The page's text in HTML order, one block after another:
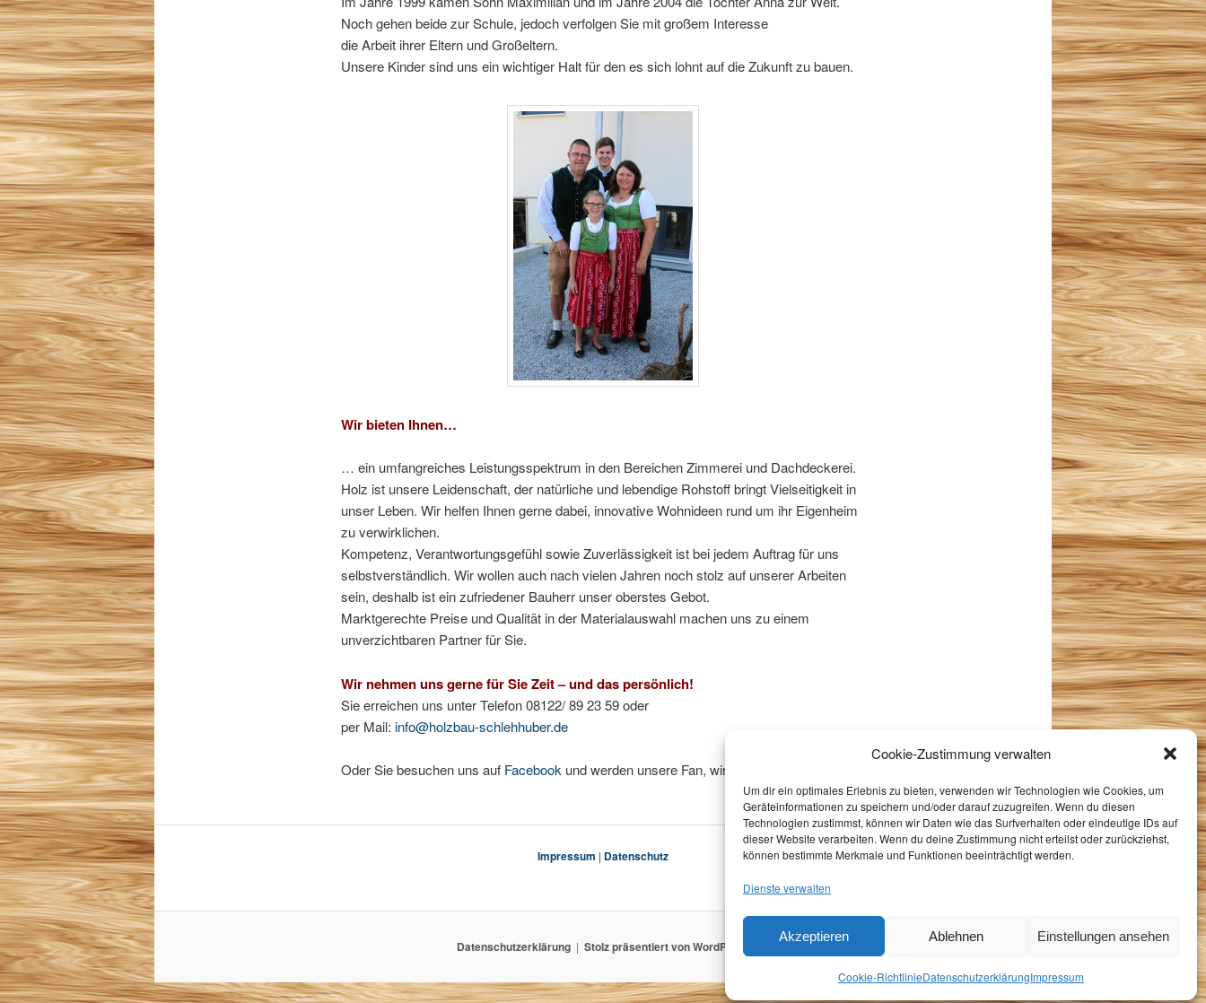
Cookie-Zustimmung verwalten
Um dir ein optimales Erlebnis zu bieten, verwenden wir Technologien wie Cookies, um
Geräteinformationen zu speichern und/oder darauf zuzugreifen. Wenn du diesen
Technologien zustimmst, können wir Daten wie das Surfverhalten oder eindeutige IDs auf
dieser Website verarbeiten. Wenn du deine Zustimmung nicht erteilst oder zurückziehst,
können bestimmte Merkmale und Funktionen beeinträchtigt werden.
Dienste verwalten
Akzeptieren Ablehnen Einstellungen ansehen
Cookie-RichtlinieDatenschutzerklärungImpressum
Noch gehen beide zur Schule, jedoch verfolgen Sie mit großem Interesse
die Arbeit ihrer Eltern und Großeltern.
Unsere Kinder sind uns ein wichtiger Halt für den es sich lohnt auf die Zukunft zu bauen.
Wir bieten Ihnen…
… ein umfangreiches Leistungsspektrum in den Bereichen Zimmerei und Dachdeckerei.
Holz ist unsere Leidenschaft, der natürliche und lebendige Rohstoff bringt Vielseitigkeit in
unser Leben. Wir helfen Ihnen gerne dabei, innovative Wohnideen rund um ihr Eigenheim
zu verwirklichen.
Kompetenz, Verantwortungsgefühl sowie Zuverlässigkeit ist bei jedem Auftrag für uns
selbstverständlich. Wir wollen auch nach vielen Jahren noch stolz auf unserer Arbeiten
sein, deshalb ist ein zufriedener Bauherr unser oberstes Gebot.
Marktgerechte Preise und Qualität in der Materialauswahl machen uns zu einem
unverzichtbaren Partner für Sie.
Wir nehmen uns gerne für Sie Zeit – und das persönlich!
Sie erreichen uns unter Telefon 08122/ 89 23 59 oder
per Mail: info@holzbau-schlehhuber.de
Oder Sie besuchen uns auf Facebook und werden unsere Fan, wir würden uns freuen!
Impressum | Datenschutz
Datenschutzerklärung Stolz präsentiert von WordPress